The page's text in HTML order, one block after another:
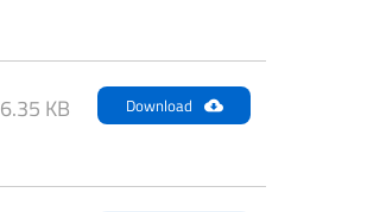
6.35 KB Download